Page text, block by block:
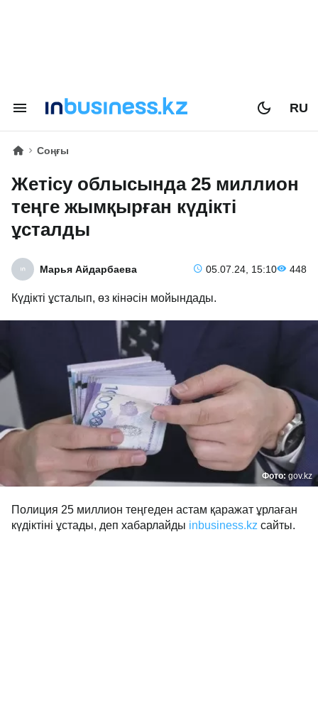
RU
Соңғы
Жетісу облысында 25 миллион
теңге жымқырған күдікті
ұсталды
Марья Айдарбаева 05.07.24, 15:10 448
Күдікті ұсталып, өз кінәсін мойындады.
Фото: gov.kz
Полиция 25 миллион теңгеден астам қаражат ұрлаған
күдіктіні ұстады, деп хабарлайды inbusiness.kz сайты.